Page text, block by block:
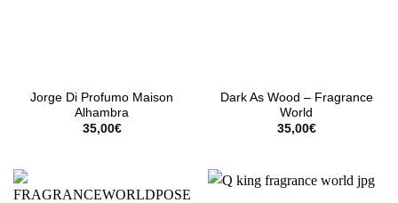
Jorge Di Profumo Maison
Alhambra
35,00€
Dark As Wood – Fragrance
World
35,00€